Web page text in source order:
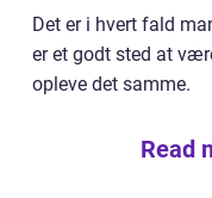
Det er i hvert fald
er et godt sted at
opleve det samme.
Read